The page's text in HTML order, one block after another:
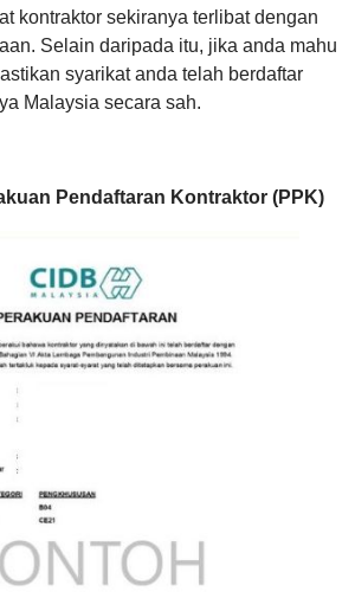
kontraktor sekiranya terlibat dengan
Selain daripada itu, jika anda mahu
syarikat anda telah berdaftar
Malaysia secara sah.
Pendaftaran Kontraktor (PPK)